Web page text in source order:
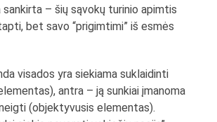
sankirta – šių sąvokų turinio apimtis
bet savo “prigimtimi” iš esmės
visados yra siekiama suklaidinti
antra – ją sunkiai įmanoma
(objektyvusis elementas).